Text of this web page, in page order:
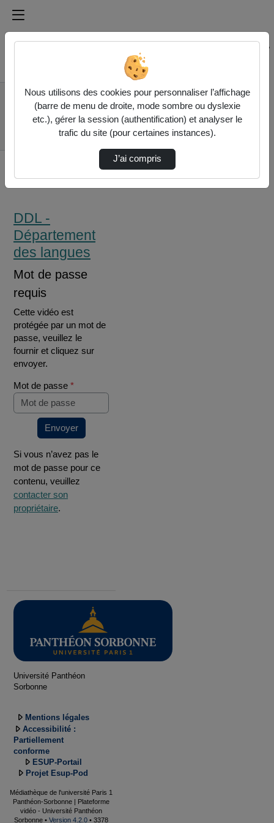
Médiathèque de l'université Paris
Rechercher un média sur Médiathèque de l'université
Accueil
DDL - Département
des langues
Rencontre
DDL -
Département
des langues
Mot de passe
requis
Cette vidéo est
protégée par un mot de
passe, veuillez le
fournir et cliquez sur
envoyer.
Mot de passe *
Envoyer
Si vous n’avez pas le
mot de passe pour ce
contenu, veuillez
contacter son
propriétaire.
Université Panthéon
Sorbonne
Mentions légales
Accessibilité :
Partiellement
conforme
ESUP-Portail
Projet Esup-Pod
Médiathèque de l'université Paris 1
Panthéon-Sorbonne | Plateforme
vidéo - Université Panthéon
Sorbonne • Version 4.2.0 • 3378
Nous utilisons des cookies pour personnaliser l’affichage
(barre de menu de droite, mode sombre ou dyslexie
etc.), gérer la session (authentification) et analyser le
trafic du site (pour certaines instances).
J’ai compris